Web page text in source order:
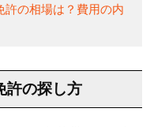
許の相場は？費用の内
許の探し方